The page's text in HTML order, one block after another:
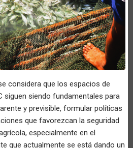
considera que los espacios de
siguen siendo fundamentales para
y previsible, formular políticas
que favorezcan la seguridad
especialmente en el
que actualmente se está dando un